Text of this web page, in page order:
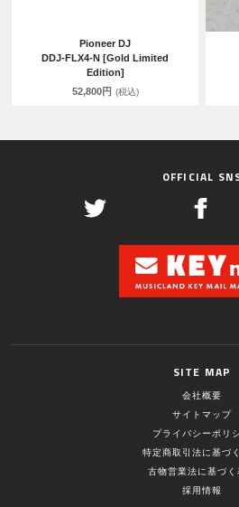
Pioneer DJ
DDJ-FLX4-N [Gold Limited
Edition]
52,800円 (税込)
OFFICIAL
SITE MAP
会社概要
サイトマップ
プライバシーポリ
特定商取引法に基づ
古物営業法に基づく
採用情報